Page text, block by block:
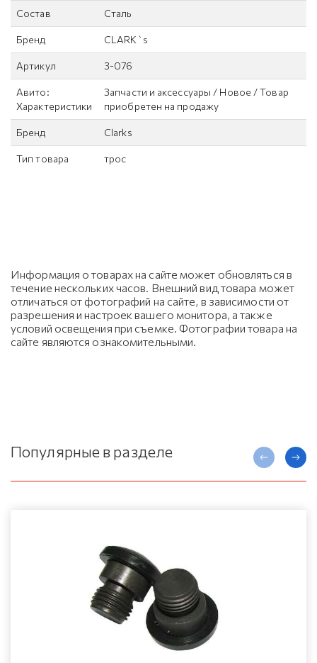
Состав Сталь
Бренд CLARK`s
Артикул 3-076
Авито:
Характеристики
Запчасти и аксессуары / Новое / Товар
приобретен на продажу
Бренд Clarks
Тип товара трос
Информация о товарах на сайте может обновляться в
течение нескольких часов. Внешний вид товара может
отличаться от фотографий на сайте, в зависимости от
разрешения и настроек вашего монитора, а также
условий освещения при съемке. Фотографии товара на
сайте являются ознакомительными.
Популярные в разделе